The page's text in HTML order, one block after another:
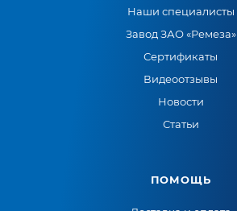
Наши специалисты
Завод ЗАО «Ремеза»
Сертификаты
Видеоотзывы
Новости
Статьи
ПОМОЩЬ